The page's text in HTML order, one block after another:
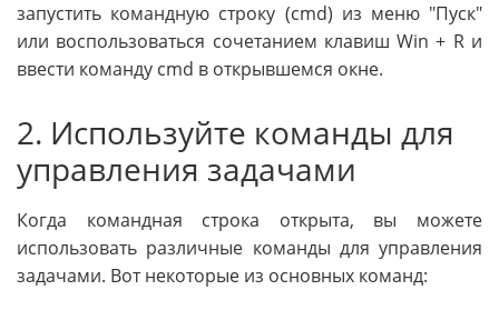
запустить командную строку (cmd) из меню "Пуск"
или воспользоваться сочетанием клавиш Win + R и
ввести команду cmd в открывшемся окне.
2. Используйте команды для
управления задачами
Когда командная строка открыта, вы можете
использовать различные команды для управления
задачами. Вот некоторые из основных команд: